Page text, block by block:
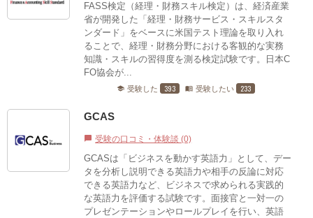
FASS検定（経理・財務スキル検定）は、経済産業
省が開発した「経理・財務サービス・スキルスタ
ンダード」をベースに米国テスト理論を取り入れ
ることで、経理・財務分野における客観的な実務
知識・スキルの習得度を測る検定試験です。日本C
FO協会が...
school 受験した 393 menu_book 受験したい 233
GCAS
chat_bubble 受験の口コミ・体験談 (0)
GCASは「ビジネスを動かす英語力」として、デー
タを分析し説明できる英語力や相手の反論に対応
できる英語力など、ビジネスで求められる実践的
な英語力を評価する試験です。面接官と一対一の
プレゼンテーションやロールプレイを行い、英語